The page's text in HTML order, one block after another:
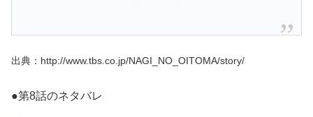
出典：http://www.tbs.co.jp/NAGI_NO_OITOMA/story/
●第8話のネタバレ